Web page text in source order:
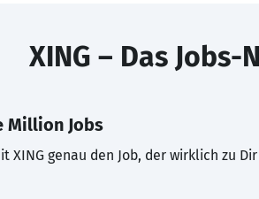
XING – Das
Million Jobs
XING genau den Job, der wirklich zu